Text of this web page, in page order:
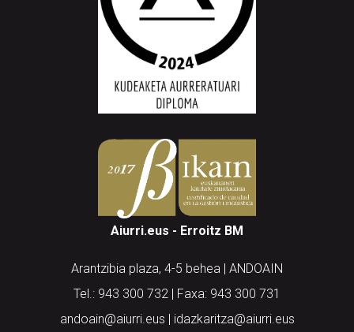
Aiurri.eus - Erroitz BM
Arantzibia plaza, 4-5 behea | ANDOAIN
Tel.: 943 300 732 | Faxa: 943 300 731
andoain@aiurri.eus | idazkaritza@aiurri.eus